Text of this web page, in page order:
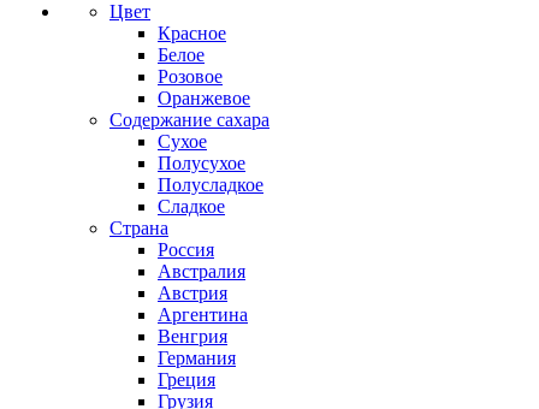
Цвет
Красное
Белое
Розовое
Оранжевое
Содержание сахара
Сухое
Полусухое
Полусладкое
Сладкое
Страна
Россия
Австралия
Австрия
Аргентина
Венгрия
Германия
Греция
Грузия